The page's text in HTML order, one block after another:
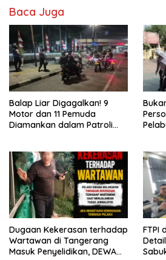
Baca Juga
Balap Liar Digagalkan! 9
Motor dan 11 Pemuda
Diamankan dalam Patroli
Dugaan Kekerasan terhadap
Wartawan di Tangerang
Masuk Penyelidikan, DEWA
FTPI